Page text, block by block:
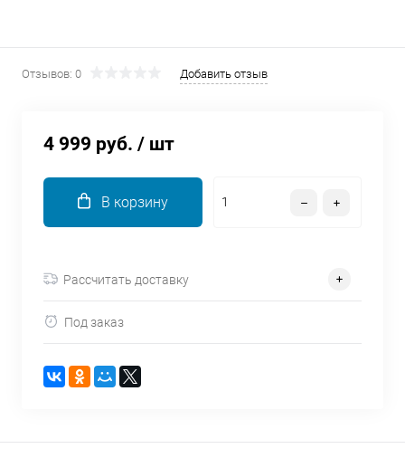
Отзывов: 0 Добавить отзыв
4 999 руб. / шт
В корзину
Рассчитать доставку
Под заказ
выбранный способом
списываться
по25% каждые 2 недели
8 800 302-02-51